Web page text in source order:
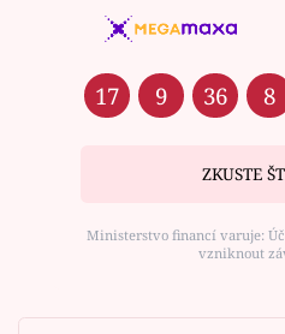
17 9 36 8
ZKUSTE
Ministerstvo financí varuje:
vzniknout